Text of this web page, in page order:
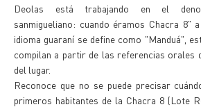
Deolas está trabajando en el
sanmigueliano: cuando éramos Chacra 8"
idioma guaraní se define como "Manduá",
compilan a partir de las referencias orales
del lugar.
Reconoce que no se puede precisar
primeros habitantes de la Chacra 8 (Lote